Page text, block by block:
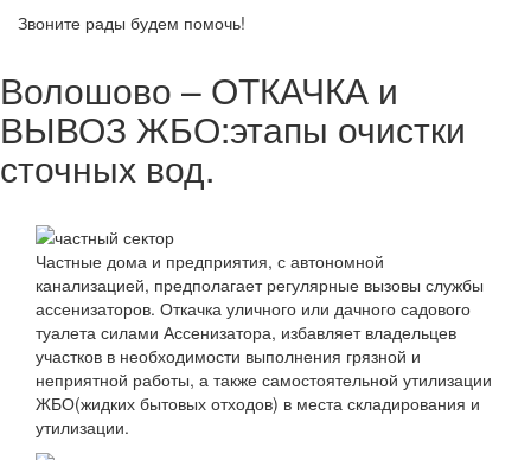
Звоните рады будем помочь!
Волошово – ОТКАЧКА и
ВЫВОЗ ЖБО:этапы очистки
сточных вод.
Частные дома и предприятия, с автономной
канализацией, предполагает регулярные вызовы службы
ассенизаторов. Откачка уличного или дачного садового
туалета силами Ассенизатора, избавляет владельцев
участков в необходимости выполнения грязной и
неприятной работы, а также самостоятельной утилизации
ЖБО(жидких бытовых отходов) в места складирования и
утилизации.